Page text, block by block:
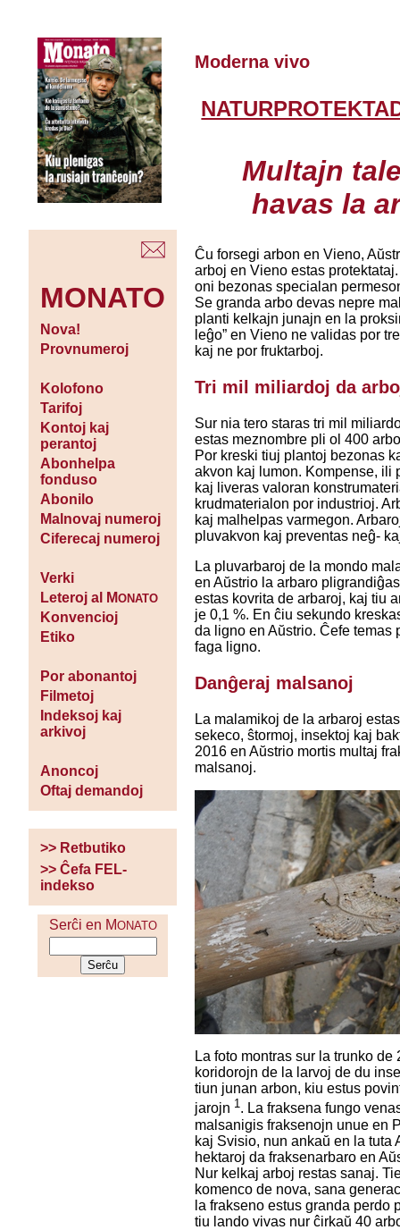
MONATO
Nova!
Provnumeroj
Kolofono
Tarifoj
Kontoj kaj
perantoj
Abonhelpa
fonduso
Abonilo
Malnovaj numeroj
Ciferecaj numeroj
Verki
Leteroj al MONATO
Konvencioj
Etiko
Por abonantoj
Filmetoj
Indeksoj kaj
arkivoj
Anoncoj
Oftaj demandoj
>> Retbutiko
>> Ĉefa FEL-
indekso
Serĉi en MONATO
Moderna vivo
Multajn
havas la
Ĉu forsegi arbon en Vieno,
arboj en Vieno estas
oni bezonas specialan
Se granda arbo devas nepre
planti kelkajn junajn en la
leĝo” en Vieno ne validas por
kaj ne por fruktarboj.
Tri mil miliardoj da
Sur nia tero staras tri mil
estas meznombre pli ol 400
Por kreski tiuj plantoj bezonas
akvon kaj lumon. Kompense, ili
kaj liveras valoran
krudmaterialon por industrioj.
kaj malhelpas varmegon.
pluvakvon kaj preventas neĝ-
La pluvarbaroj de la mondo
en Aŭstrio la arbaro
estas kovrita de arbaroj, kaj tiu
je 0,1 %. En ĉiu sekundo
da ligno en Aŭstrio. Ĉefe temas
faga ligno.
Danĝeraj malsanoj
La malamikoj de la arbaroj
sekeco, ŝtormoj, insektoj kaj
2016 en Aŭstrio mortis multaj
malsanoj.
La foto montras sur la trunko
koridorojn de la larvoj de du
tiun junan arbon, kiu estus
jarojn 1. La fraksena fungo
malsanigis fraksenojn unue en
kaj Svisio, nun ankaŭ en la tuta
hektaroj da fraksenarbaro en
Nur kelkaj arboj restas sanaj.
komenco de nova, sana
la frakseno estus granda perdo
tiu lando vivas nur ĉirkaŭ 40